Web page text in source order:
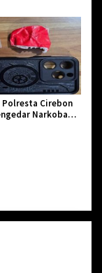
Cirebon
Narkoba